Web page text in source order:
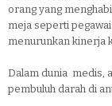
orang yang
meja seperti
menurunkan kinerja
Dalam dunia medis,
pembuluh darah di